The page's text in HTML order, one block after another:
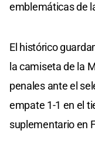
emblemáticas de
El histórico
la camiseta de la
penales ante el
empate 1-1 en el
suplementario en